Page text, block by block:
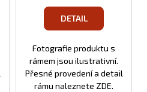
DETAIL
Fotografie produktu s
rámem jsou ilustrativní.
Přesné provedení a detail
rámu naleznete ZDE.